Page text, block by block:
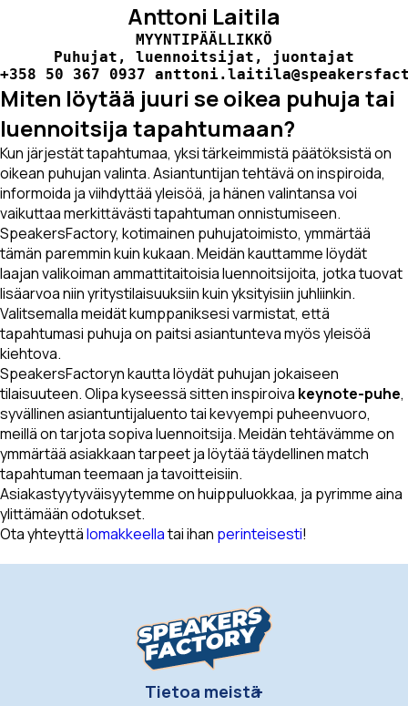
Anttoni Laitila
MYYNTIPÄÄLLIKKÖ
Puhujat, luennoitsijat, juontajat
+358 50 367 0937
Miten löytää juuri se oikea puhuja tai
luennoitsija tapahtumaan?
Kun järjestät tapahtumaa, yksi tärkeimmistä päätöksistä on
oikean puhujan valinta. Asiantuntijan tehtävä on inspiroida,
informoida ja viihdyttää yleisöä, ja hänen valintansa voi
vaikuttaa merkittävästi tapahtuman onnistumiseen.
SpeakersFactory, kotimainen puhujatoimisto, ymmärtää
tämän paremmin kuin kukaan. Meidän kauttamme löydät
laajan valikoiman ammattitaitoisia luennoitsijoita, jotka tuovat
lisäarvoa niin yritystilaisuuksiin kuin yksityisiin juhliinkin.
Valitsemalla meidät kumppaniksesi varmistat, että
tapahtumasi puhuja on paitsi asiantunteva myös yleisöä
kiehtova.
SpeakersFactoryn kautta löydät puhujan jokaiseen
tilaisuuteen. Olipa kyseessä sitten inspiroiva keynote-puhe,
syvällinen asiantuntijaluento tai kevyempi puheenvuoro,
meillä on tarjota sopiva luennoitsija. Meidän tehtävämme on
ymmärtää asiakkaan tarpeet ja löytää täydellinen match
tapahtuman teemaan ja tavoitteisiin.
Asiakastyytyväisyytemme on huippuluokkaa, ja pyrimme aina
ylittämään odotukset.
Ota yhteyttälomakkeellatai ihan perinteisesti!
Tietoa meistä